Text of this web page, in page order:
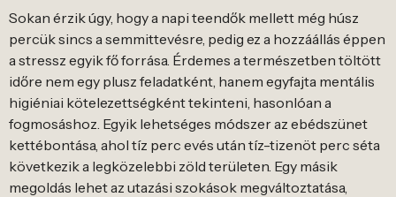
Sokan érzik úgy, hogy a napi teendők mellett még húsz
percük sincs a semmittevésre, pedig ez a hozzáállás éppen
a stressz egyik fő forrása. Érdemes a természetben töltött
időre nem egy plusz feladatként, hanem egyfajta mentális
higiéniai kötelezettségként tekinteni, hasonlóan a
fogmosáshoz. Egyik lehetséges módszer az ebédszünet
kettébontása, ahol tíz perc evés után tíz-tizenöt perc séta
következik a legközelebbi zöld területen. Egy másik
megoldás lehet az utazási szokások megváltoztatása,